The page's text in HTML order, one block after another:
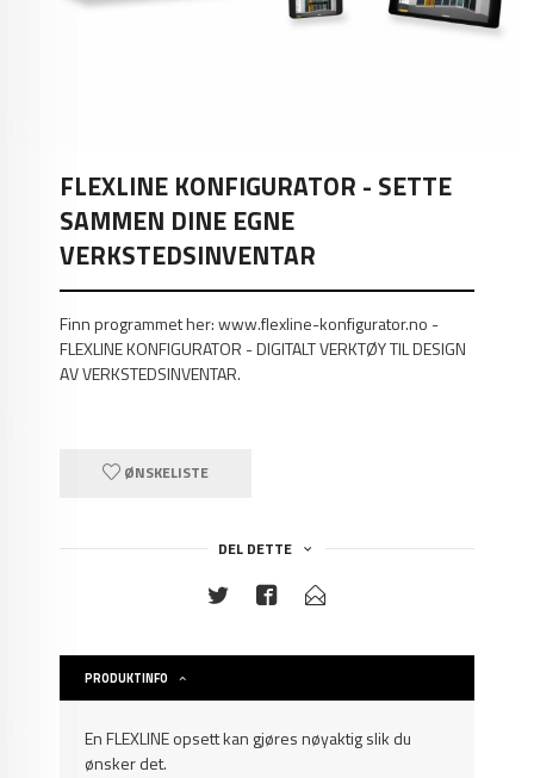
FLEXLINE KONFIGURATOR - SETTE
SAMMEN DINE EGNE
VERKSTEDSINVENTAR
Finn programmet her: www.flexline-konfigurator.no -
FLEXLINE KONFIGURATOR - DIGITALT VERKTØY TIL DESIGN
AV VERKSTEDSINVENTAR.
ØNSKELISTE
DEL DETTE
PRODUKTINFO
En FLEXLINE opsett kan gjøres nøyaktig slik du
ønsker det.